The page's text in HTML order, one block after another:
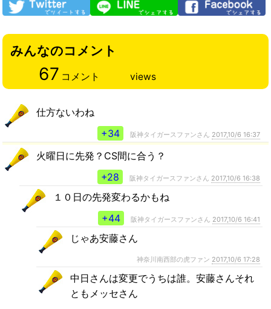
みんなのコメント
67 コメント views
仕方ないわね
+34
阪神タイガースファンさん 2017,10/6 16:37
火曜日に先発？CS間に合う？
+28
阪神タイガースファンさん 2017,10/6 16:38
１０日の先発変わるかもね
+44
阪神タイガースファンさん 2017,10/6 16:41
じゃあ安藤さん
神奈川南西部の虎ファン 2017,10/6 17:28
中日さんは変更でうちは誰。安藤さんそれ
ともメッセさん